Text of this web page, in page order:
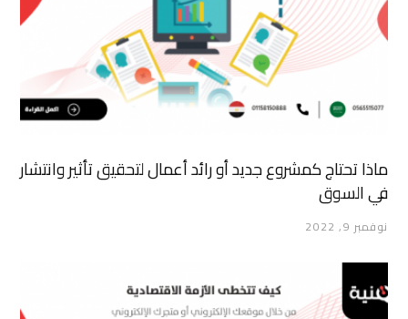
ماذا تحتاج كمشروع جديد أو رائد أعمال لتحقيق تأثير وانتشار
في السوق
نوفمبر 9, 2022